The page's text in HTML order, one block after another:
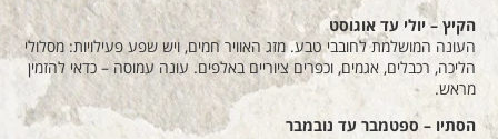
הקיץ – יולי עד אוגוסט
העונה המושלמת לחובבי טבע. מזג האוויר חמים, ויש שפע פעילויות: מסלולי
הליכה, רכבלים, אגמים, וכפרים ציוריים באלפים. עונה עמוסה – כדאי להזמין
מראש.
הסתיו – ספטמבר עד נובמבר